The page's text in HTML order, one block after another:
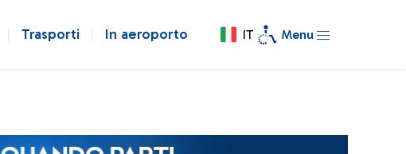
Trasporti In aeroporto IT Menu